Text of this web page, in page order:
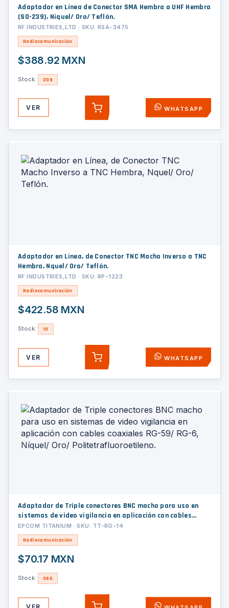
Adaptador en Línea de Conector SMA Hembra a UHF Hembra
(SO-239), Níquel/ Oro/ Teflón.
RF INDUSTRIES,LTD · SKU: RSA-3475
Radiocomunicación
$388.92 MXN
Stock: 209
VER AGREGAR WHATSAPP
Adaptador en Línea, de Conector TNC Macho Inverso a TNC
Hembra, Nquel/ Oro/ Teflón.
RF INDUSTRIES,LTD · SKU: RP-1223
Radiocomunicación
$422.58 MXN
Stock: 10
VER AGREGAR WHATSAPP
Adaptador de Triple conectores BNC macho para uso en
sistemas de video vigilancia en aplicación con cables
coaxiales RG-59/ RG-6, Níquel/ Oro/ Politetrafluoroetileno.
EPCOM TITANIUM · SKU: TT-RG-14
Radiocomunicación
$70.17 MXN
Stock: 365